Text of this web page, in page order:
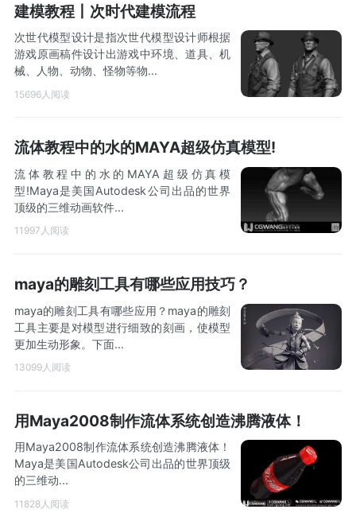
建模教程丨次时代建模流程
次世代模型设计是指次世代模型设计师根据
游戏原画稿件设计出游戏中环境、道具、机
械、人物、动物、怪物等物...
15696人阅读
流体教程中的水的MAYA超级仿真模型!
流体教程中的水的MAYA超级仿真模
型!Maya是美国Autodesk公司出品的世界
顶级的三维动画软件...
11997人阅读
maya的雕刻工具有哪些应用技巧？
maya的雕刻工具有哪些应用？maya的雕刻
工具主要是对模型进行细致的刻画，使模型
更加生动形象。下面...
13099人阅读
用Maya2008制作流体系统创造沸腾液体！
用Maya2008制作流体系统创造沸腾液体！
Maya是美国Autodesk公司出品的世界顶级
的三维动...
11828人阅读